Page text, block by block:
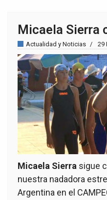
Micaela Sierra
Actualidad y Noticias 29
Micaela Sierra sigue
nuestra nadadora
Argentina en el